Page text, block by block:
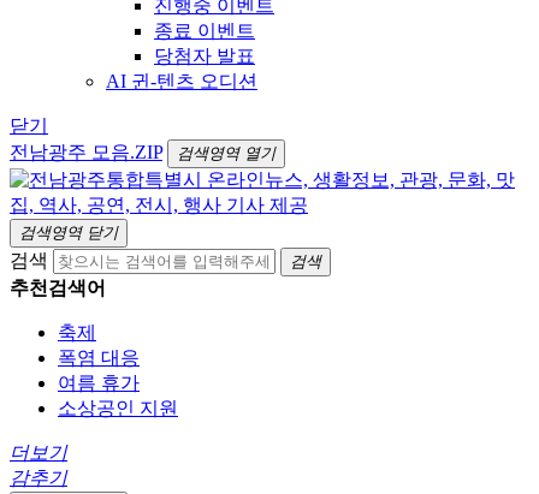
진행중 이벤트
종료 이벤트
당첨자 발표
AI 귄-텐츠 오디션
닫기
전남광주 모음.ZIP
검색영역 열기
검색영역 닫기
검색 검색
추천검색어
축제
폭염 대응
여름 휴가
소상공인 지원
더보기
감추기